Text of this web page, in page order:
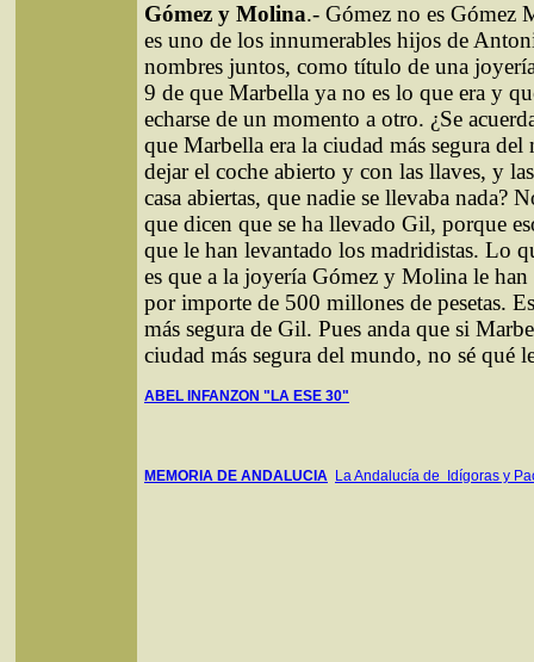
Gómez y Molina.- Gómez no es Gómez
es uno de los innumerables hijos de
nombres juntos, como título de una
9 de que Marbella ya no es lo que era y
echarse de un momento a otro. ¿Se
que Marbella era la ciudad más segura
dejar el coche abierto y con las llaves, y
casa abiertas, que nadie se llevaba nada?
que dicen que se ha llevado Gil, porque
que le han levantado los madridistas. Lo
es que a la joyería Gómez y Molina le
por importe de 500 millones de pesetas.
más segura de Gil. Pues anda que si
ciudad más segura del mundo, no sé qué
ABEL INFANZON "LA ESE 30"
MEMORIA DE ANDALUCIA La Andalucía de Idígoras y